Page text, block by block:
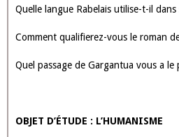
père pour rendre compte de son
Où Gargantua va-t-il faire ses études
Quelle est la première chose qu’il y